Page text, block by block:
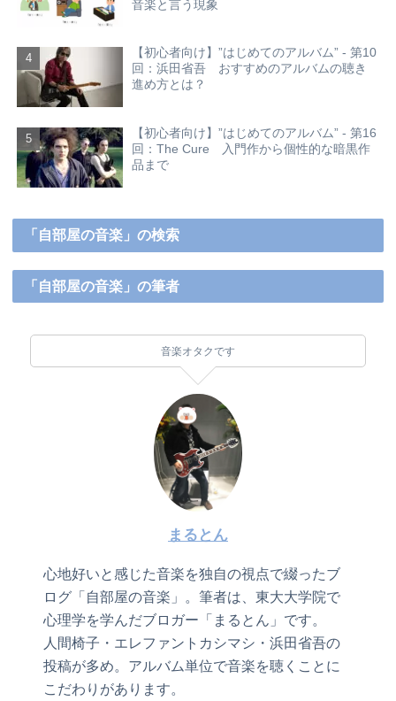
音楽と言う現象
【初心者向け】”はじめてのアルバム” - 第10
回：浜田省吾 おすすめのアルバムの聴き
進め方とは？
【初心者向け】”はじめてのアルバム” - 第16
回：The Cure 入門作から個性的な暗黒作
品まで
「自部屋の音楽」の検索
「自部屋の音楽」の筆者
音楽オタクです
まるとん
心地好いと感じた音楽を独自の視点で綴ったブ
ログ「自部屋の音楽」。筆者は、東大大学院で
心理学を学んだブロガー「まるとん」です。
人間椅子・エレファントカシマシ・浜田省吾の
投稿が多め。アルバム単位で音楽を聴くことに
こだわりがあります。